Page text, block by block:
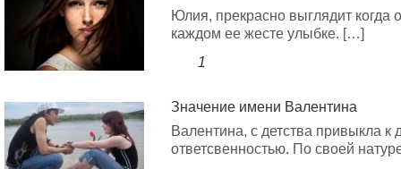
Юлия, прекрасно выглядит когда
каждом ее жесте улыбке. […]
1
Значение имени Валентина
Валентина, с детства привыкла
ответсвенностью. По своей